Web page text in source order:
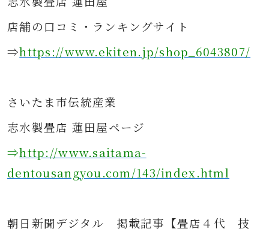
店舗の口コミ・ランキングサイト
⇒https://www.ekiten.jp/shop_6043807/
さ いたま市伝統産業
志水製畳店 蓮田屋ページ
⇒http://www.saitama-
dentousangyou.com/143/index.html
朝日新聞デジタル 掲載記事 【畳店４代 技